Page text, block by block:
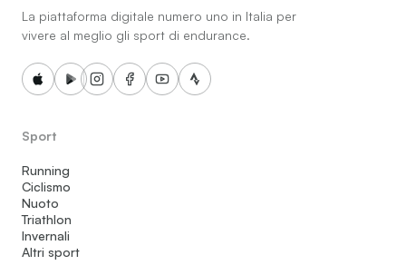
La piattaforma digitale numero uno in Italia per
vivere al meglio gli sport di endurance.
Sport
Running
Ciclismo
Nuoto
Triathlon
Invernali
Altri sport